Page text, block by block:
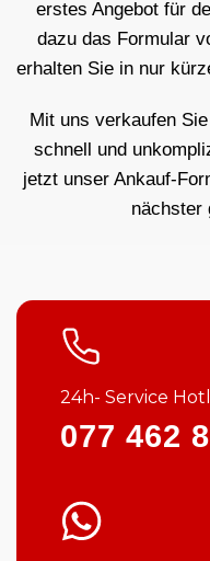
erstes Angebot für
dazu das Formular
erhalten Sie in nur
Mit uns verkaufen
schnell und
jetzt unser Ankauf-
nächster
24h- Service
077 462